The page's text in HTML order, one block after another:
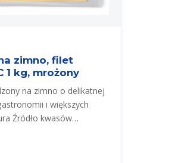
zimno, filet
1 kg, mrożony
na zimno o delikatnej
i większych
Źródło kwasów…